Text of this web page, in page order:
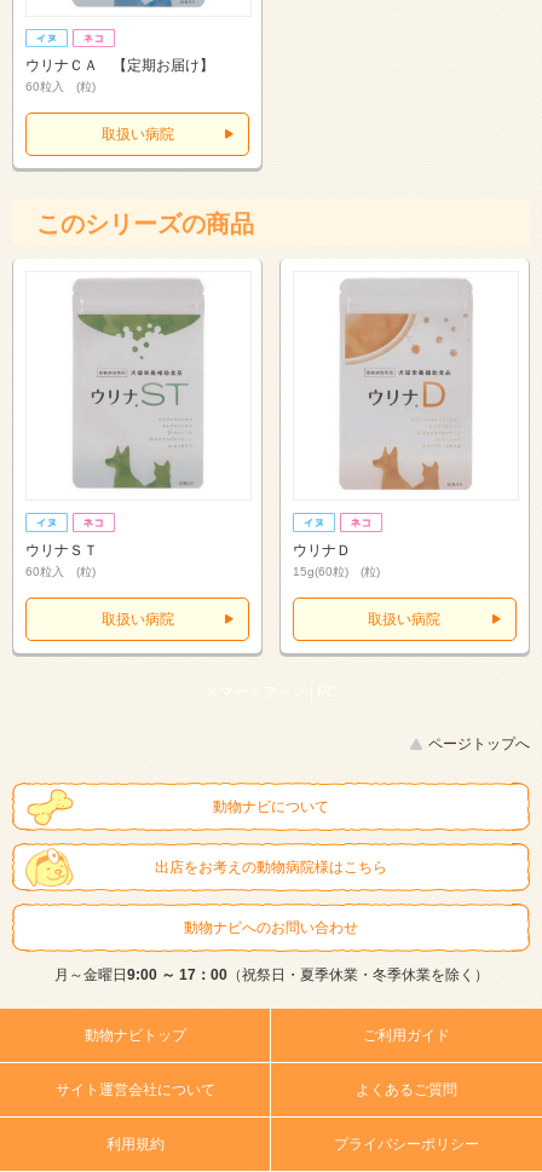
ウリナＣＡ 【定期お届け】
60粒入 (粒)
取扱い病院
このシリーズの商品
ウリナＳＴ
60粒入 (粒)
取扱い病院
ウリナＤ
15g(60粒) (粒)
取扱い病院
スマートフォン | PC
ページトップへ
動物ナビについて
出店をお考えの動物病院様はこちら
動物ナビへのお問い合わせ
月～金曜日 9:00 ～ 17：00（祝祭日・夏季休業・冬季休業を除く）
動物ナビトップ ご利用ガイド
サイト運営会社について よくあるご質問
利用規約 プライバシーポリシー